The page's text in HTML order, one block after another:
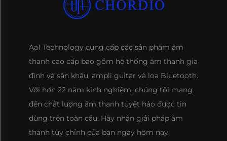
Aa1 Technology cung cấp các sản phẩm âm
thanh cao cấp bao gồm hệ thống âm thanh gia
đình và sân khấu, ampli guitar và loa Bluetooth.
Với hơn 22 năm kinh nghiệm, chúng tôi mang
đến chất lượng âm thanh tuyệt hảo được tin
dùng trên toàn cầu. Hãy nhận giải pháp âm
thanh tùy chỉnh của bạn ngay hôm nay.